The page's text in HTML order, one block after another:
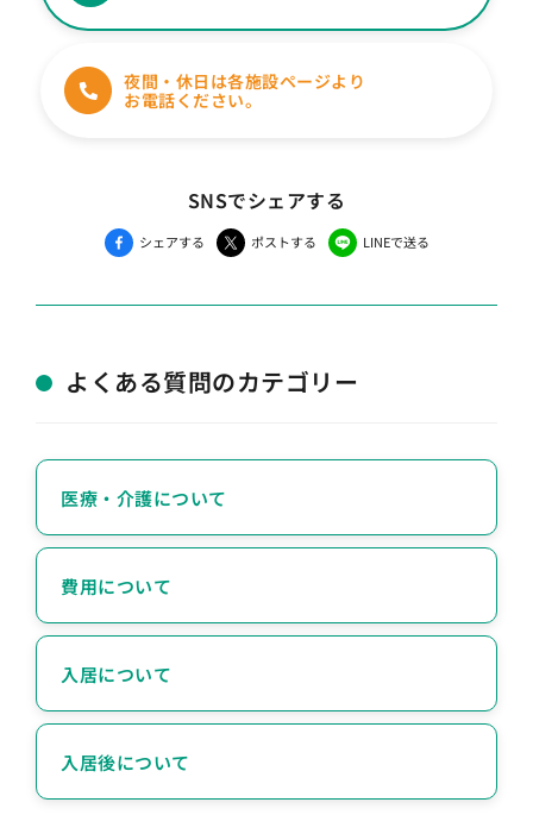
夜間・休日は各施設ページより
お電話ください。
SNSでシェアする
シェアする ポストする LINEで送る
よくある質問のカテゴリー
医療・介護について
費用について
入居について
入居後について